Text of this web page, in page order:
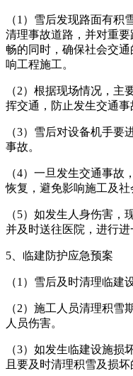
（1）雪后发现路面有积
清理事故道路，并对重
畅的同时，确保社会交
响工程施工。
（2）根据现场情况，
挥交通，防止发生交通事
（3）雪后对设备机手要
事故。
（4）一旦发生交通事故
恢复，避免影响施工及社
（5）如发生人身伤害，
并及时送往医院，进行进
5、临建防护应急预案
（1）雪后及时清理临建
（2）施工人员清理积雪
人员伤害。
（3）如发生临建设施损
且要及时清理积雪及损坏